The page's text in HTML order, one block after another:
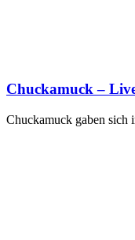
Chuckamuck –
Chuckamuck gaben